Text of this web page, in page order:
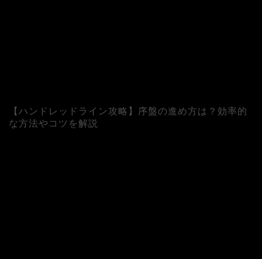
【ハンドレッドライン攻略】序盤の進め方は？効率的
な方法やコツを解説